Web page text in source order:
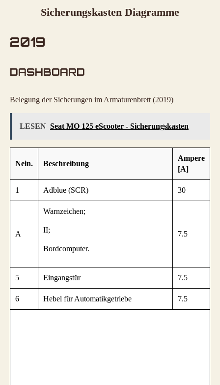
Sicherungskasten Diagramme
2019
DASHBOARD
Belegung der Sicherungen im Armaturenbrett (2019)
LESEN Seat MO 125 eScooter - Sicherungskasten
Nein. Beschreibung
Ampere
[A]
1 Adblue (SCR) 30
A
Warnzeichen;
II;
Bordcomputer.
7.5
5 Eingangstür 7.5
6 Hebel für Automatikgetriebe 7.5